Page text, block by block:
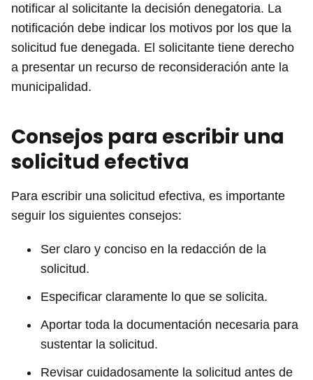
notificar al solicitante la decisión denegatoria. La
notificación debe indicar los motivos por los que la
solicitud fue denegada. El solicitante tiene derecho
a presentar un recurso de reconsideración ante la
municipalidad.
Consejos para escribir una
solicitud efectiva
Para escribir una solicitud efectiva, es importante
seguir los siguientes consejos:
Ser claro y conciso en la redacción de la
solicitud.
Especificar claramente lo que se solicita.
Aportar toda la documentación necesaria para
sustentar la solicitud.
Revisar cuidadosamente la solicitud antes de